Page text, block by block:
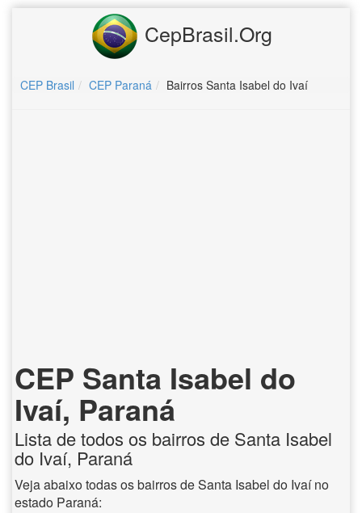
CepBrasil.Org
CEP Brasil CEP Paraná Bairros Santa Isabel do Ivaí
CEP Santa Isabel do
Ivaí, Paraná
Lista de todos os bairros de Santa Isabel
do Ivaí, Paraná
Veja abaixo todas os bairros de Santa Isabel do Ivaí no
estado Paraná: